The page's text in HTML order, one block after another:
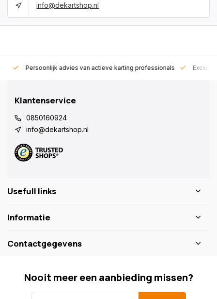
info@dekartshop.nl
Persoonlijk advies van actieve karting professionals
Klantenservice
0850160924
info@dekartshop.nl
Usefull links
Informatie
Contactgegevens
Nooit meer een aanbieding missen?